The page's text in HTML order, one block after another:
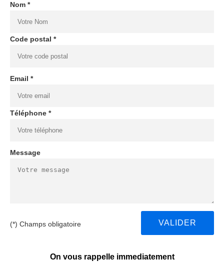
Nom *
Code postal *
Email *
Téléphone *
Message
(*) Champs obligatoire
On vous rappelle immediatement